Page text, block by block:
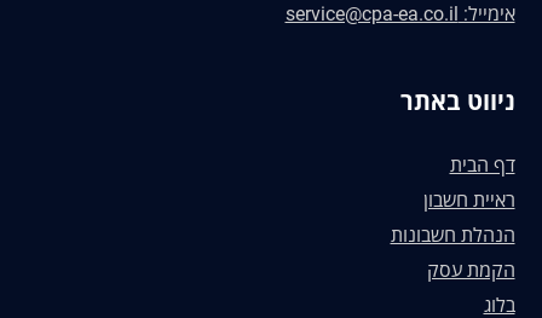
אימייל: service@cpa-ea.co.il
ניווט באתר
דף הבית
ראיית חשבון
הנהלת חשבונות
הקמת עסק
בלוג